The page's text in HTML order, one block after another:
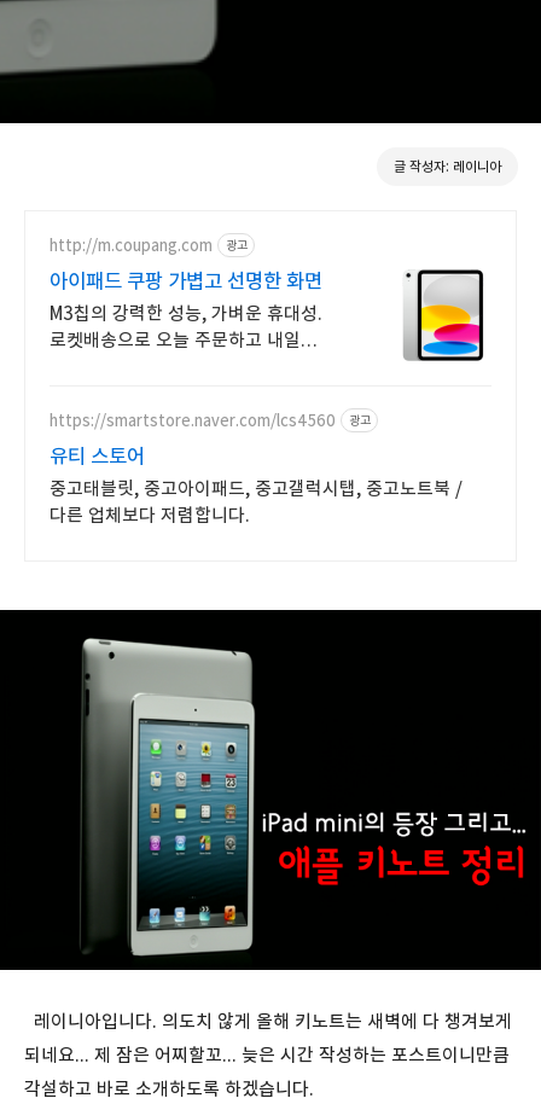
글 작성자: 레이니아
http://m.coupang.com 광고
아이패드 쿠팡 가볍고 선명한 화면
M3칩의 강력한 성능, 가벼운 휴대성.
로켓배송으로 오늘 주문하고 내일
패드.
https://smartstore.naver.com/lcs4560 광고
유티 스토어
중고태블릿, 중고아이패드, 중고갤럭시탭, 중고노트북 /
다른 업체보다 저렴합니다.
레이니아입니다. 의도치 않게 올해 키노트는 새벽에 다 챙겨보게
되네요... 제 잠은 어찌할꼬... 늦은 시간 작성하는 포스트이니만큼
각설하고 바로 소개하도록 하겠습니다.